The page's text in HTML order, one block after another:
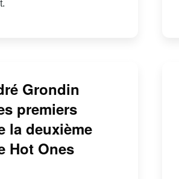
Grondin
premiers
la deuxième
Hot Ones